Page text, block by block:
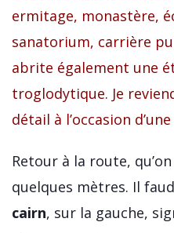
ermitage, monastère,
sanatorium, carrière
abrite également une
troglodytique. Je
détail à l’occasion
Retour à la route,
quelques mètres. Il
cairn, sur la gauche,